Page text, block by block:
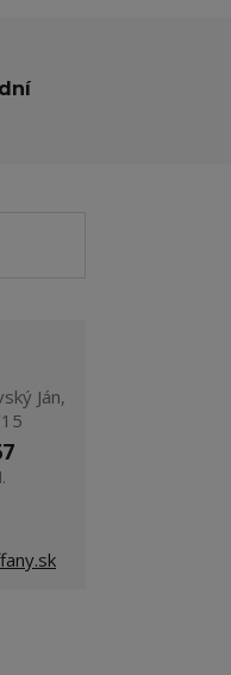
Ján,